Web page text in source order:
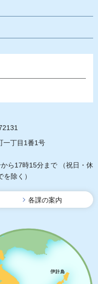
丁目1番1号
ら17時15分まで
（祝日・休
除く）
各課の案内